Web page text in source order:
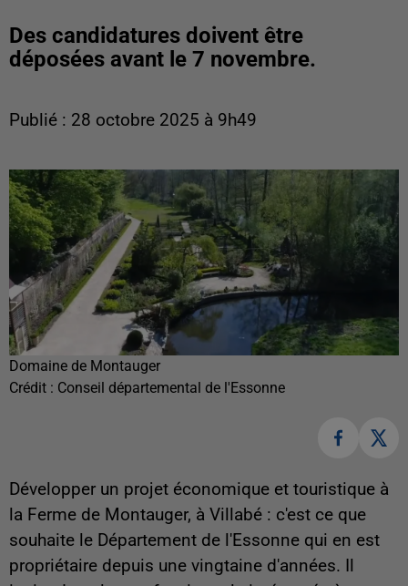
Des candidatures doivent être
déposées avant le 7 novembre.
Publié : 28 octobre 2025 à 9h49
Domaine de Montauger
Crédit : Conseil départemental de l'Essonne
Développer un projet économique et touristique à
la Ferme de Montauger, à Villabé : c'est ce que
souhaite le Département de l'Essonne qui en est
propriétaire depuis une vingtaine d'années. Il